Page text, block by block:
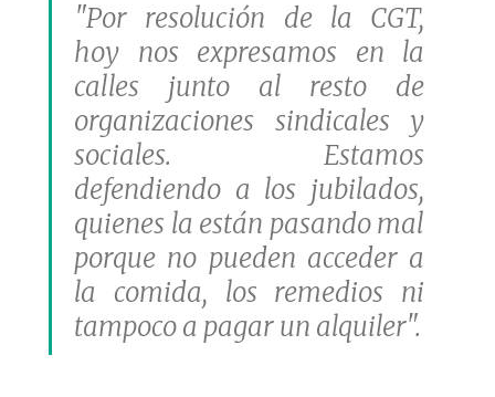
"Por resolución de la CGT,
hoy nos expresamos en la
calles junto al resto de
organizaciones sindicales y
sociales. Estamos
defendiendo a los jubilados,
quienes la están pasando mal
porque no pueden acceder a
la comida, los remedios ni
tampoco a pagar un alquiler".